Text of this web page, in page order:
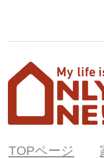
TOPページ